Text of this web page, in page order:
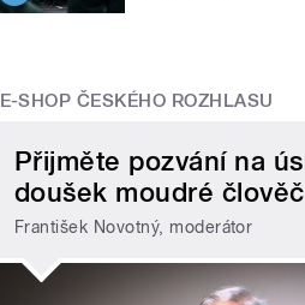
E-SHOP ČESKÉHO ROZHLASU
Přijměte pozvání na
doušek moudré
František Novotný, moderátor